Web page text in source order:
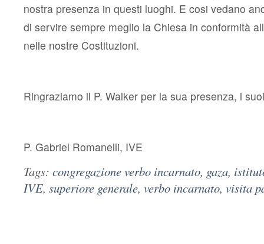
nostra presenza in questi luoghi. E cosi vedano
di servire sempre meglio la Chiesa in conformità
nelle nostre Costituzioni.
Ringraziamo il P. Walker per la sua presenza, i
P. Gabriel Romanelli, IVE
Tags: congregazione verbo incarnato, gaza,
IVE, superiore generale, verbo incarnato, visita